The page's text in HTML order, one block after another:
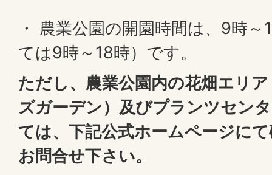
・ 農業公園の開園時間は、9時
ては9時～18時）です。
ただし、農業公園内の花畑エリ
ズガーデン）及びプランツセン
ては、下記公式ホームページに
お問合せ下さい。